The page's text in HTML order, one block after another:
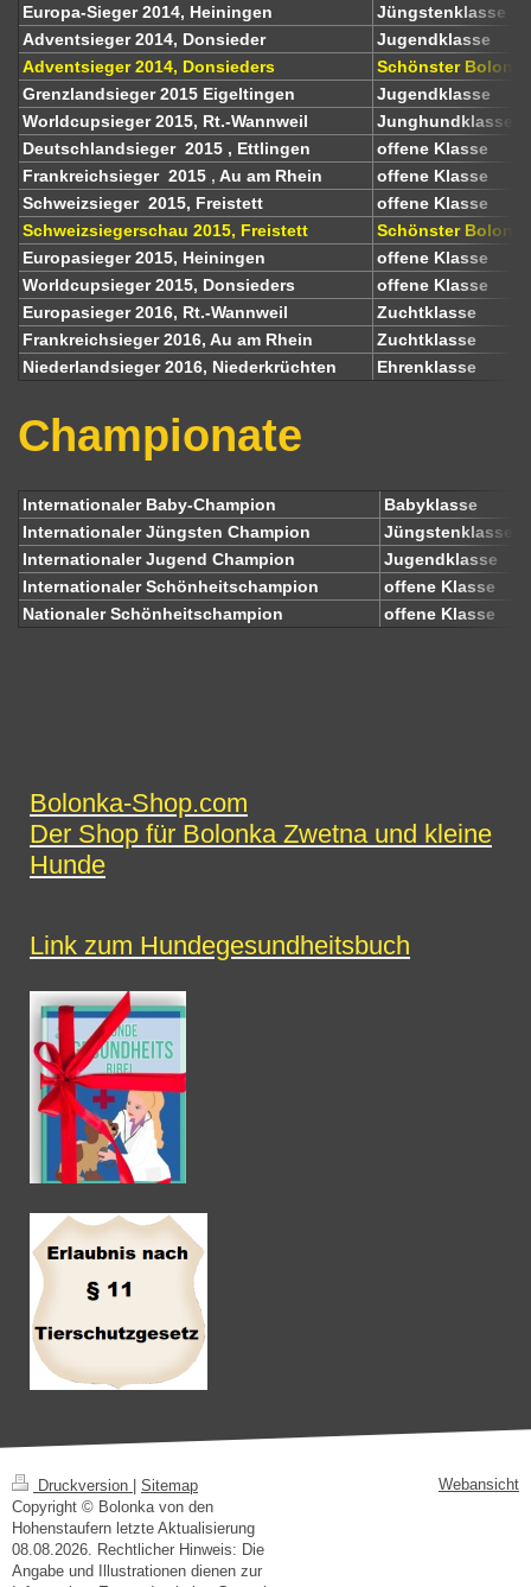
Europa-Sieger 2014, Heiningen
Jüngstenklasse
Adventsieger 2014, Donsieder
Jugendklasse
Adventsieger 2014, Donsieders
Schönster Bolonka
Grenzlandsieger 2015 Eigeltingen
Jugendklasse
Worldcupsieger 2015, Rt.-Wannweil
Junghundklasse
Deutschlandsieger 2015 , Ettlingen
offene Klasse
Frankreichsieger 2015 , Au am Rhein
offene Klasse
Schweizsieger 2015, Freistett
offene Klasse
Schweizsiegerschau 2015, Freistett
Schönster
Europasieger 2015, Heiningen
offene Klasse
Worldcupsieger 2015, Donsieders
offene Klasse
Europasieger 2016, Rt.-Wannweil
Zuchtklasse
Frankreichsieger 2016, Au am Rhein
Zuchtklasse
Niederlandsieger 2016, Niederkrüchten
Ehrenklasse
Championate
Internationaler Baby-Champion
Babyklasse
Internationaler Jüngsten Champion
Jüngstenklasse
Internationaler Jugend Champion
Jugendklasse
Internationaler Schönheitschampion
offene Klasse
Nationaler Schönheitschampion
offene Klasse
Bolonka-Shop.com
Der Shop für Bolonka Zwetna und kleine
Hunde
Link zum Hundegesundheitsbuch
Druckversion
Sitemap
Copyright © Bolonka von den
Hohenstaufern letzte Aktualisierung
08.08.2026. Rechtlicher Hinweis: Die
Angabe und Illustrationen dienen zur
Webansicht